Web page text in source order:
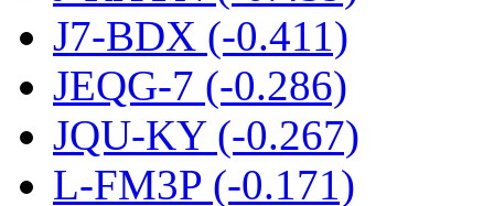
J7-BDX (-0.411)
JEQG-7 (-0.286)
JQU-KY (-0.267)
L-FM3P (-0.171)